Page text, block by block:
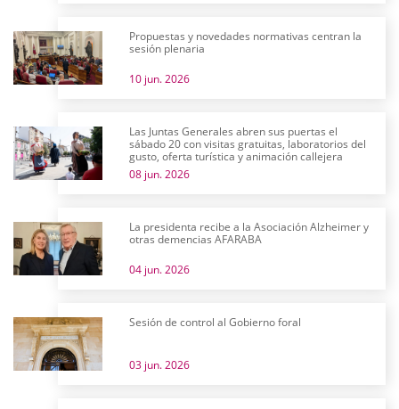
Propuestas y novedades normativas centran la
sesión plenaria
10 jun. 2026
Las Juntas Generales abren sus puertas el
sábado 20 con visitas gratuitas, laboratorios del
gusto, oferta turística y animación callejera
08 jun. 2026
La presidenta recibe a la Asociación Alzheimer y
otras demencias AFARABA
04 jun. 2026
Sesión de control al Gobierno foral
03 jun. 2026